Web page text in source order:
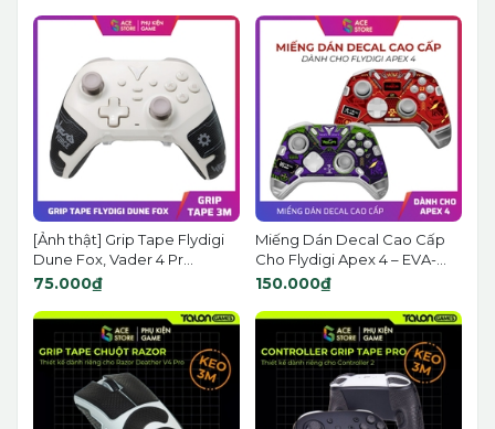
[Ảnh thật] Grip Tape Flydigi
Dune Fox, Vader 4 Pr...
75.000₫
Miếng Dán Decal Cao Cấp
Cho Flydigi Apex 4 – EVA-...
150.000₫